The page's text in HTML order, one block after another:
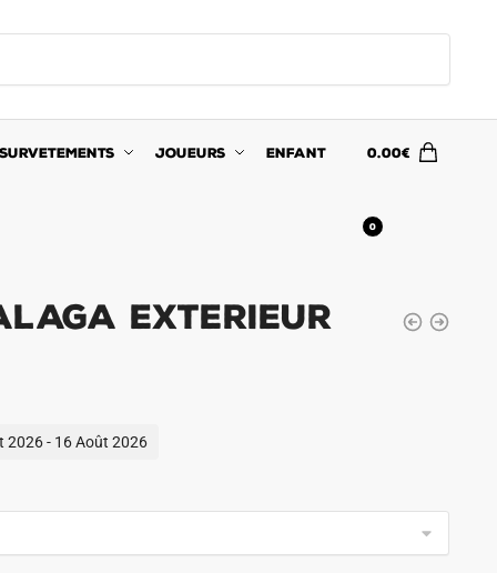
JOUEURS ENFANT 0.00€
0
Exterieur
2026 - 16 Août 2026